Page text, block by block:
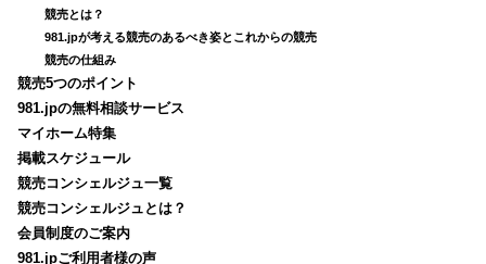
競売とは？
981.jpが考える競売のあるべき姿とこれからの競売
競売の仕組み
競売5つのポイント
981.jpの無料相談サービス
マイホーム特集
掲載スケジュール
競売コンシェルジュ一覧
競売コンシェルジュとは？
会員制度のご案内
981.jpご利用者様の声